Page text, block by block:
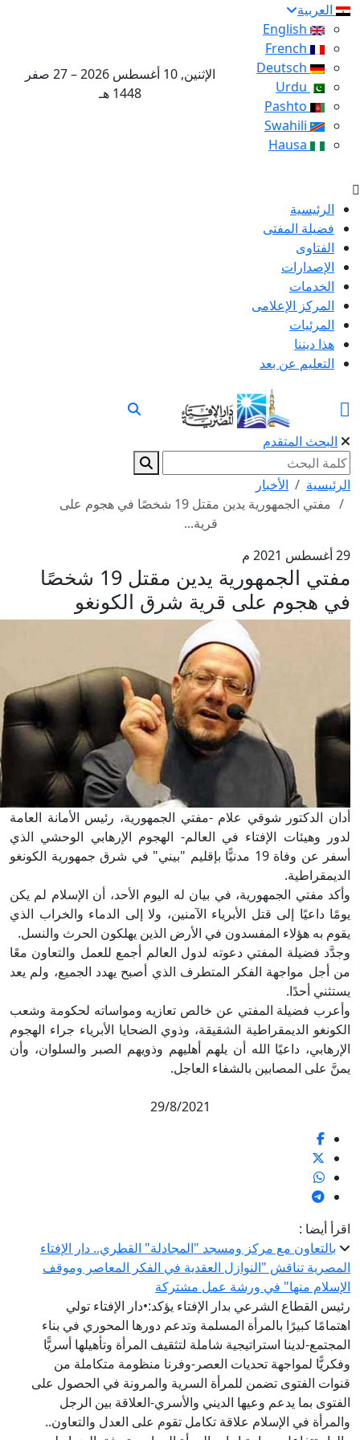
العربية
English
French
Deutsch
Pashto
Swahili
Hausa
الإثنين, 10 أغسطس 2026 – 27 صفر
1448 هـ
الرئيسية
فضيلة المفتى
الفتاوى
الإصدارات
الخدمات
المركز الإعلامى
المرئيات
هذا ديننا
التعليم عن بعد
البحث المتقدم
الرئيسية
الأخبار
مفتي الجمهورية يدين مقتل 19 شخصًا في هجوم على
قرية...
29 أغسطس 2021 م
مفتي الجمهورية يدين مقتل 19 شخصًا
في هجوم على قرية شرق الكونغو
أدان الدكتور شوقي علام -مفتي الجمهورية، رئيس الأمانة العامة
لدور وهيئات الإفتاء في العالم- الهجوم الإرهابي الوحشي الذي
أسفر عن وفاة 19 مدنيًّا بإقليم "بيني" في شرق جمهورية الكونغو
الديمقراطية.
وأكد مفتي الجمهورية، في بيان له اليوم الأحد، أن الإسلام لم يكن
يومًا داعيًا إلى قتل الأبرياء الآمنين، ولا إلى الدماء والخراب الذي
يقوم به هؤلاء المفسدون في الأرض الذين يهلكون الحرث والنسل.
وجدَّد فضيلة المفتي دعوته لدول العالم أجمع للعمل والتعاون معًا
من أجل مواجهة الفكر المتطرف الذي أصبح يهدد الجميع، ولم يعد
يستثني أحدًا.
وأعرب فضيلة المفتي عن خالص تعازيه ومواساته لحكومة وشعب
الكونغو الديمقراطية الشقيقة، وذوي الضحايا الأبرياء جراء الهجوم
الإرهابي، داعيًا الله أن يلهم أهليهم وذويهم الصبر والسلوان، وأن
يمنَّ على المصابين بالشفاء العاجل.
اقرأ أيضا :
بالتعاون مع مركز ومسجد "المجادلة" القطري.. دار الإفتاء
المصرية تناقش "النوازل العقدية في الفكر المعاصر وموقف
الإسلام منها" في ورشة عمل مشتركة
رئيس القطاع الشرعي بدار الإفتاء يؤكد:•دار الإفتاء تولي
اهتمامًا كبيرًا بالمرأة المسلمة وتدعم دورها المحوري في بناء
المجتمع-لدينا استراتيجية شاملة لتثقيف المرأة وتأهيلها أسريًّا
وفكريًّا لمواجهة تحديات العصر-وفرنا منظومة متكاملة من
قنوات الفتوى تضمن للمرأة السرية والمرونة في الحصول على
الفتوى بما يدعم وعيها الديني والأسري-العلاقة بين الرجل
والمرأة في الإسلام علاقة تكامل تقوم على العدل والتعاون..